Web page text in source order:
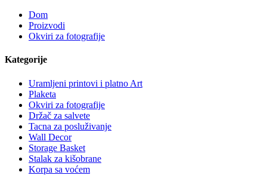
Dom
Proizvodi
Okviri za fotografije
Kategorije
Uramljeni printovi i platno Art
Plaketa
Okviri za fotografije
Držač za salvete
Tacna za posluživanje
Wall Decor
Storage Basket
Stalak za kišobrane
Korpa sa voćem